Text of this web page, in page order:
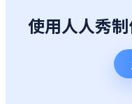
使用人人秀